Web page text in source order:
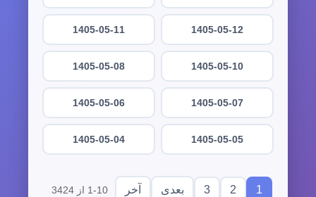
1405-05-12
1405-05-11
1405-05-10
1405-05-08
1405-05-07
1405-05-06
1405-05-05
1405-05-04
1
2
3 بعدی آخر 1-10 از 3424